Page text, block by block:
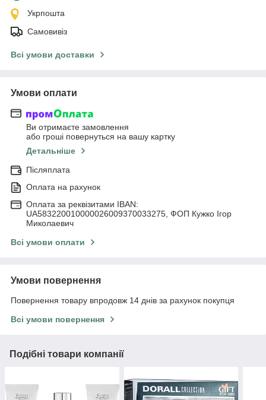
Укрпошта
Самовивіз
Всі умови доставки
Умови оплати
Ви отримаєте замовлення
або гроші повернуться на вашу картку
Детальніше
Післяплата
Оплата на рахунок
Оплата за реквізитами IBAN:
UA583220010000026009370033275, ФОП Кужко Ігор
Миколаевич
Всі умови оплати
Умови повернення
Повернення товару впродовж 14 днів за рахунок покупця
Всі умови повернення
Подібні товари компанії